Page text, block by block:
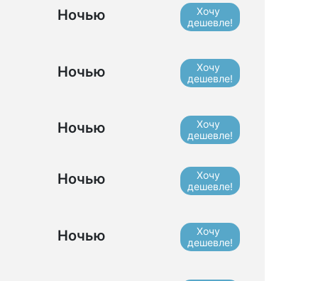
Ночью
Хочу
дешевле!
Ночью
Хочу
дешевле!
Ночью
Хочу
дешевле!
Ночью
Хочу
дешевле!
Ночью
Хочу
дешевле!